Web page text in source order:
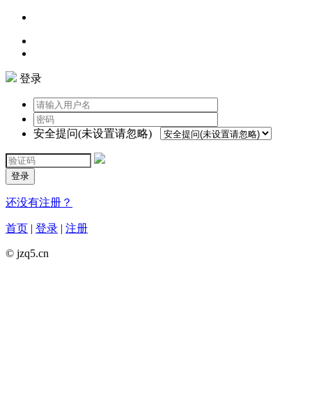
登录
安全提问(未设置请忽略)
登录
还没有注册？
首页 | 登录 | 注册
© jzq5.cn